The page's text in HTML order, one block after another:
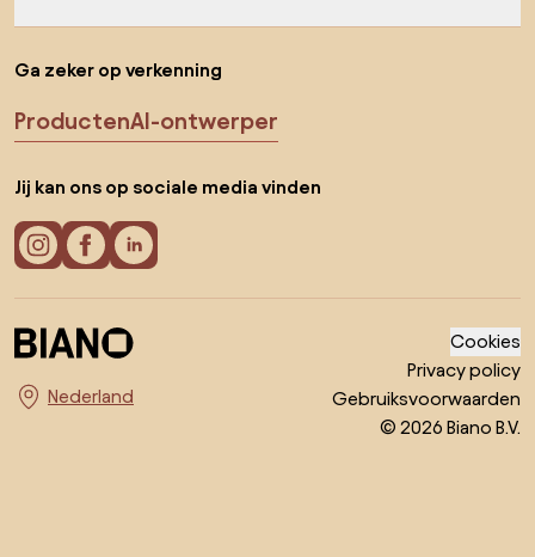
Ga zeker op verkenning
ProductenAI-ontwerper
Jij kan ons op sociale media vinden
Kies land
Cookies
Privacy policy
Gebruiksvoorwaarden
© 2026 Biano B.V.